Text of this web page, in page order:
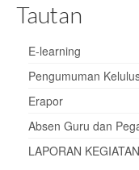
Tautan
E-learning
Pengumuman
Erapor
Absen Guru dan
LAPORAN